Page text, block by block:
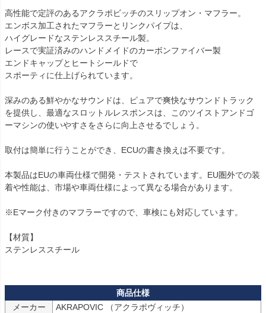
高性能で定評のあるアクラポビッチのスリップオン・マフラー。
エンボス加工されたマフラーとリンクパイプは、
ハイグレードなステンレススチール製。
レースで実証済みのハンドメイドのカーボンファイバー製
エンドキャップとヒートシールドで
スポーティに仕上げられています。
深みのある鮮やかなサウンドは、ピュアで爽快なサウンドトラック
を提供し、最適なスロットルレスポンスは、このツイストアンドゴ
ーマシンの使いやすさをさらに向上させるでしょう。
取付は簡単に行うことができ、ECUの書き換えは不要です。
本製品はEUの車両仕様で開発・テストされています。EU圏外での装
着や性能は、市場や車両仕様によって異なる場合があります。
※Eマーク付きのマフラーですので、車検にも対応しています。
【材質】
ステンレススチール
メーカー